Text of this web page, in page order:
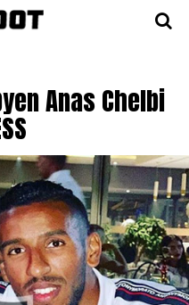
Anas Chelbi